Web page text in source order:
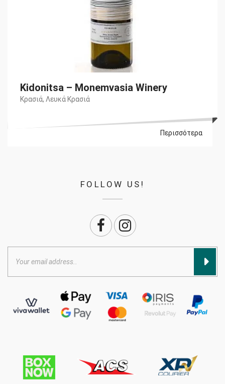
Kidonitsa – Monemvasia Winery
Κρασιά, Λευκά Κρασιά
Περισσότερα
FOLLOW US!